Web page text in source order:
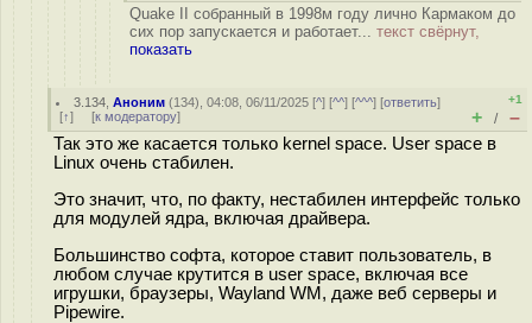
Quake II собранный в 1998м году лично Кармаком до
сих пор запускается и работает... текст свёрнут,
показать
3.134 ,Аноним (134), 04:08, 06/11/2025 [^] [^^] [^^^] [ответить]
[↑] [к модератору]
+1
+ / –
Так это же касается только kernel space. User space в
Linux очень стабилен.
Это значит, что, по факту, нестабилен интерфейс только
для модулей ядра, включая драйвера.
Большинство софта, которое ставит пользователь, в
любом случае крутится в user space, включая все
игрушки, браузеры, Wayland WM, даже веб серверы и
Pipewire.